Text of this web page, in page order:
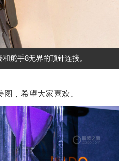
舵手8无界的顶针连接。
，希望大家喜欢。